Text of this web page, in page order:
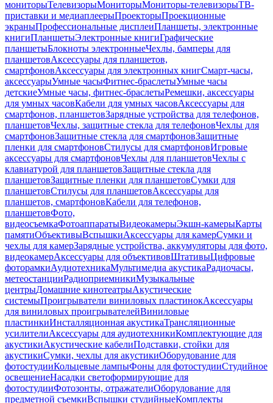
мониторыТелевизорыМониторыМониторы-телевизорыТВ-
приставки и медиаплеерыПроекторыПроекционные
экраныПрофессиональные дисплеиПланшеты, электронные
книгиПланшетыЭлектронные книгиГрафические
планшетыБлокноты электронныеЧехлы, бамперы для
планшетовАксессуары для планшетов,
смартфоновАксессуары для электронных книгСмарт-часы,
аксессуарыУмные часыФитнес-браслетыУмные часы
детскиеУмные часы, фитнес-браслетыРемешки, аксессуары
для умных часовКабели для умных часовАксессуары для
смартфонов, планшетовЗарядные устройства для телефонов,
планшетовЧехлы, защитные стекла для телефоновЧехлы для
смартфоновЗащитные стекла для смартфоновЗащитные
пленки для смартфоновСтилусы для смартфоновИгровые
аксессуары для смартфоновЧехлы для планшетовЧехлы с
клавиатурой для планшетовЗащитные стекла для
планшетовЗащитные пленки для планшетовСумки для
планшетовСтилусы для планшетовАксессуары для
планшетов, смартфоновКабели для телефонов,
планшетовФото,
видеосъемкаФотоаппаратыВидеокамерыЭкшн-камерыКарты
памятиОбъективыВспышкиАксессуары для камерСумки и
чехлы для камерЗарядные устройства, аккумуляторы для фото,
видеокамерАксессуары для объективовШтативыЦифровые
фоторамкиАудиотехникаМультимедиа акустикаРадиочасы,
метеостанцииРадиоприемникиМузыкальные
центрыДомашние кинотеатрыАкустические
системыПроигрыватели виниловых пластинокАксессуары
для виниловых проигрывателейВиниловые
пластинкиИнсталляционная акустикаТрансляционные
усилителиАксессуары для аудиотехникиКомплектующие для
акустикиАкустические кабелиПодставки, стойки для
акустикиСумки, чехлы для акустикиОборудование для
фотостудииКольцевые лампыФоны для фотостудииСтудийное
освещениеНасадки светоформирующие для
фотостудииФотозонты, отражателиОборудование для
предметной съемкиВспышки студийныеКомплекты